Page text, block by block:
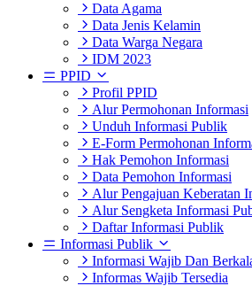
Data Agama
Data Jenis Kelamin
Data Warga Negara
IDM 2023
PPID
Profil PPID
Alur Permohonan Informasi
Unduh Informasi Publik
E-Form Permohonan
Hak Pemohon Informasi
Data Pemohon Informasi
Alur Pengajuan Keberatan
Alur Sengketa Informasi
Daftar Informasi Publik
Informasi Publik
Informasi Wajib Dan
Informas Wajib Tersedia